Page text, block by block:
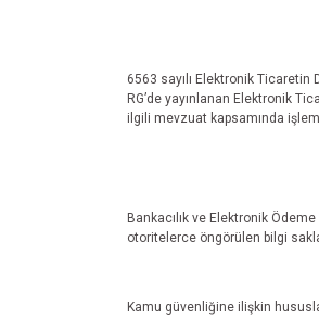
6563 sayılı Elektronik Ticaretin
RG’de yayınlanan Elektronik
ilgili mevzuat kapsamında
Bankacılık ve Elektronik
otoritelerce öngörülen bilgi
Kamu güvenliğine ilişkin